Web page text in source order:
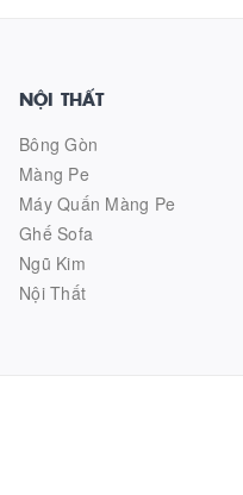
NỘI THẤT
Bông Gòn
Màng Pe
Máy Quấn Màng Pe
Ghế Sofa
Ngũ Kim
Nội Thất